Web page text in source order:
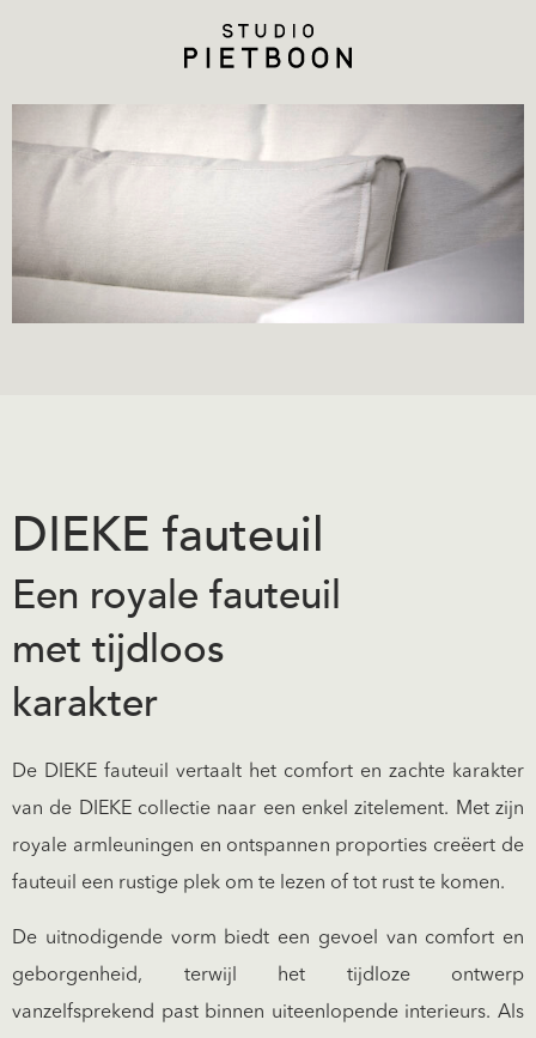
DIEKE fauteuil
Een royale fauteuil
met tijdloos
karakter
De DIEKE fauteuil vertaalt het comfort en zachte karakter
van de DIEKE collectie naar een enkel zitelement. Met zijn
royale armleuningen en ontspannen proporties creëert de
fauteuil een rustige plek om te lezen of tot rust te komen.
De uitnodigende vorm biedt een gevoel van comfort en
geborgenheid, terwijl het tijdloze ontwerp
vanzelfsprekend past binnen uiteenlopende interieurs. Als